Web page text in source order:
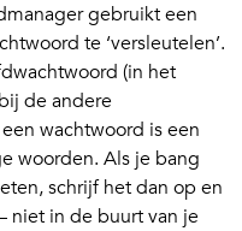
gebruikt een
te ‘versleutelen’.
(in het
de andere
wachtwoord is een
woorden. Als je bang
schrijf het dan op en
niet in de buurt van je